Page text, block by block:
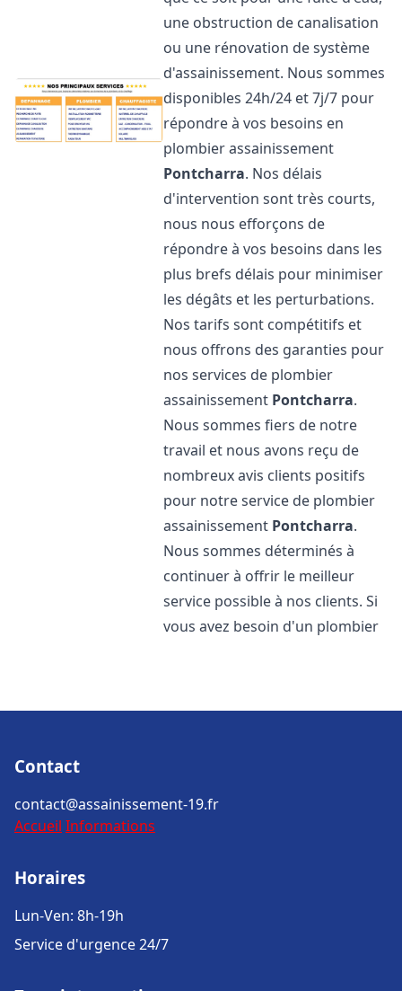
une obstruction de canalisation
ou une rénovation de système
d'assainissement. Nous sommes
disponibles 24h/24 et 7j/7 pour
répondre à vos besoins en
plombier assainissement
Pontcharra. Nos délais
d'intervention sont très courts,
nous nous efforçons de
répondre à vos besoins dans les
plus brefs délais pour minimiser
les dégâts et les perturbations.
Nos tarifs sont compétitifs et
nous offrons des garanties pour
nos services de plombier
assainissement Pontcharra.
Nous sommes fiers de notre
travail et nous avons reçu de
nombreux avis clients positifs
pour notre service de plombier
assainissement Pontcharra.
Nous sommes déterminés à
continuer à offrir le meilleur
service possible à nos clients. Si
vous avez besoin d'un plombier
Contact
contact@assainissement-19.fr
Accueil Informations
Horaires
Lun-Ven: 8h-19h
Service d'urgence 24/7